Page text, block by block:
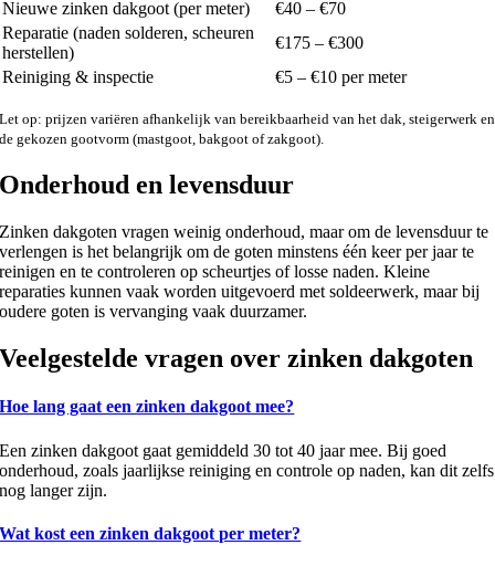
Nieuwe zinken dakgoot (per meter)
€40 – €70
Reparatie (naden solderen, scheuren
herstellen)
€175 – €300
Reiniging & inspectie
€5 – €10 per meter
Let op: prijzen variëren afhankelijk van bereikbaarheid van het dak, steigerwerk en
de gekozen gootvorm (mastgoot, bakgoot of zakgoot).
Onderhoud en levensduur
Zinken dakgoten vragen weinig onderhoud, maar om de levensduur te
verlengen is het belangrijk om de goten minstens één keer per jaar te
reinigen en te controleren op scheurtjes of losse naden. Kleine
reparaties kunnen vaak worden uitgevoerd met soldeerwerk, maar bij
oudere goten is vervanging vaak duurzamer.
Veelgestelde vragen over zinken dakgoten
Hoe lang gaat een zinken dakgoot mee?
Een zinken dakgoot gaat gemiddeld 30 tot 40 jaar mee. Bij goed
onderhoud, zoals jaarlijkse reiniging en controle op naden, kan dit zelfs
nog langer zijn.
Wat kost een zinken dakgoot per meter?